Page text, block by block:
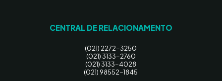
CENTRAL DE RELACIONAMENTO
(021) 2272-3250
(021) 3133-2760
(021) 3133-4028
(021) 98552-1845